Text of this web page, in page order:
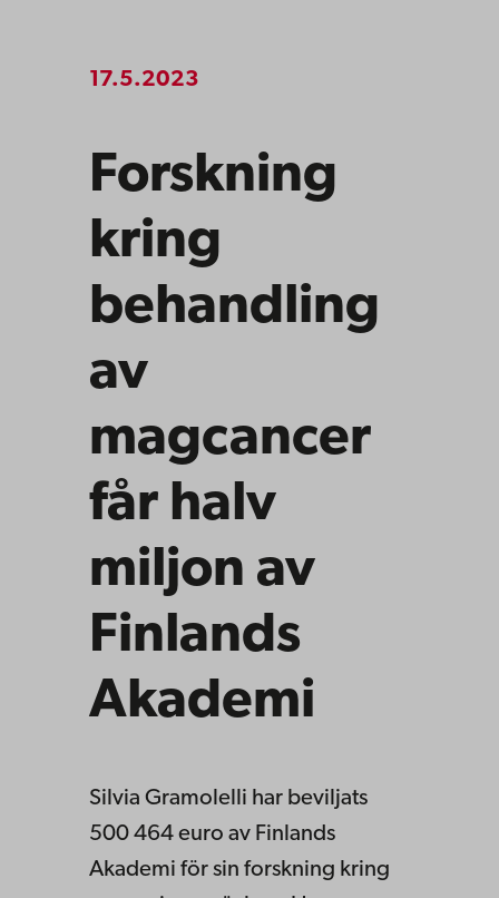
17.5.2023
Forskning
kring
behandling
av
magcancer
får halv
miljon av
Finlands
Akademi
Silvia Gramolelli har beviljats
500 464 euro av Finlands
Akademi för sin forskning kring